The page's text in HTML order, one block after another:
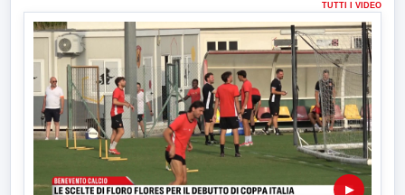
TUTTI I VIDEO
▶